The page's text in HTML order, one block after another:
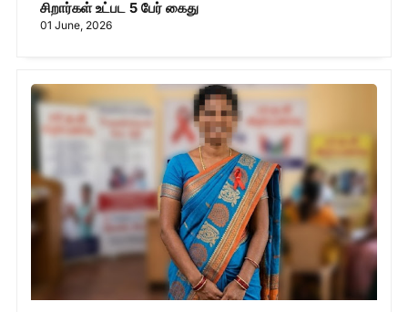
சிறார்கள் உட்பட 5 பேர் கைது
01 June, 2026